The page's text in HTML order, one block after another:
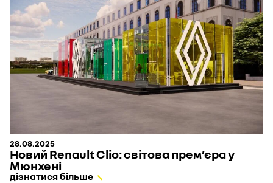
28.08.2025
Новий Renault Clio: світова прем’єра у
Мюнхені
дізнатися більше